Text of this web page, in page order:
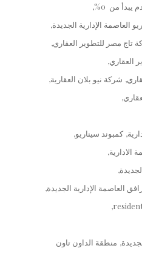
يبدأ من 0%
العاصمة الإدارية الجديدة
تاج مصر للتطوير العقاري
العقاري
شركة نيو بلان العقارية
كمبوند سيناريو
العاصمة الإدارية الجديدة
منطقة الداون تاون